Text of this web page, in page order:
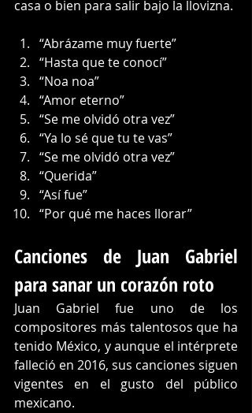
casa o bien para salir bajo la llovizna.
“Abrázame muy fuerte”
“Hasta que te conocí”
“Noa noa”
“Amor eterno”
“Se me olvidó otra vez”
“Ya lo sé que tu te vas”
“Se me olvidó otra vez”
“Querida”
“Así fue”
“Por qué me haces llorar”
Canciones de Juan Gabriel
para sanar un corazón roto
Juan Gabriel fue uno de los
compositores más talentosos que ha
tenido México, y aunque el intérprete
falleció en 2016, sus canciones siguen
vigentes en el gusto del público
mexicano.